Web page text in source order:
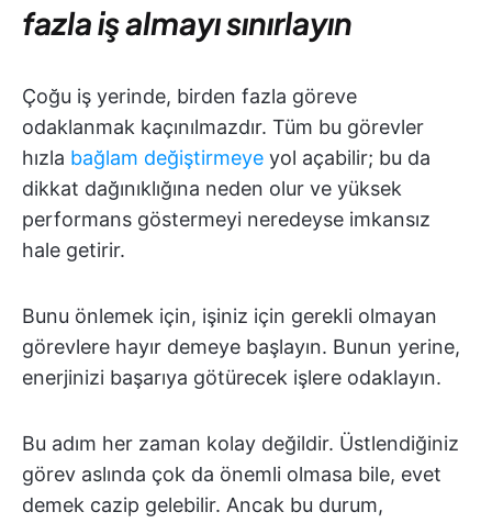
fazla iş almayı sınırlayın
Çoğu iş yerinde, birden fazla göreve
odaklanmak kaçınılmazdır. Tüm bu görevler
hızla bağlam değiştirmeye yol açabilir; bu da
dikkat dağınıklığına neden olur ve yüksek
performans göstermeyi neredeyse imkansız
hale getirir.
Bunu önlemek için, işiniz için gerekli olmayan
görevlere hayır demeye başlayın. Bunun yerine,
enerjinizi başarıya götürecek işlere odaklayın.
Bu adım her zaman kolay değildir. Üstlendiğiniz
görev aslında çok da önemli olmasa bile, evet
demek cazip gelebilir. Ancak bu durum,